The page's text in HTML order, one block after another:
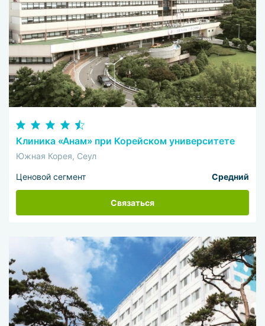
Клиника «Анам» при Корейском университете
Южная Корея, Сеул
Ценовой сегмент Средний
Связаться